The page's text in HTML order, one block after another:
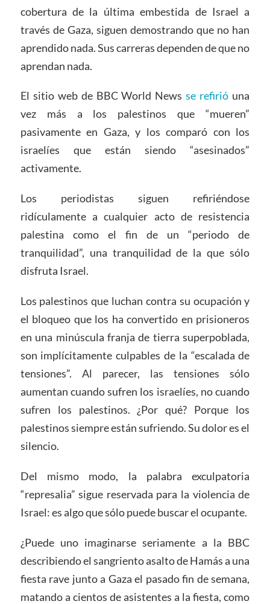
cobertura de la última embestida de Israel a
través de Gaza, siguen demostrando que no han
aprendido nada. Sus carreras dependen de que no
aprendan nada.
El sitio web de BBC World Newsse refirió una
vez más a los palestinos que “mueren”
pasivamente en Gaza, y los comparó con los
israelíes que están siendo “asesinados”
activamente.
Los periodistas siguen refiriéndose
ridículamente a cualquier acto de resistencia
palestina como el fin de un “periodo de
tranquilidad”, una tranquilidad de la que sólo
disfruta Israel.
Los palestinos que luchan contra su ocupación y
el bloqueo que los ha convertido en prisioneros
en una minúscula franja de tierra superpoblada,
son implícitamente culpables de la “escalada de
tensiones”. Al parecer, las tensiones sólo
aumentan cuando sufren los israelíes, no cuando
sufren los palestinos. ¿Por qué? Porque los
palestinos siempre están sufriendo. Su dolor es el
silencio.
Del mismo modo, la palabra exculpatoria
“represalia” sigue reservada para la violencia de
Israel: es algo que sólo puede buscar el ocupante.
¿Puede uno imaginarse seriamente a la BBC
describiendo el sangriento asalto de Hamás a una
fiesta rave junto a Gaza el pasado fin de semana,
matando a cientos de asistentes a la fiesta, como